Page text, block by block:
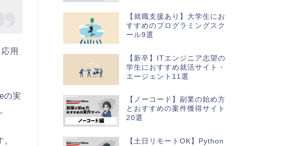
用
の実
【就職支援あり】大学生にお
すすめのプログラミングスク
ール9選
【新卒】ITエンジニア志望の
学生におすすめ就活サイト・
エージェント11選
【ノーコード】副業の始め方
とおすすめの案件獲得サイト
20選
【土日リモートOK】Python